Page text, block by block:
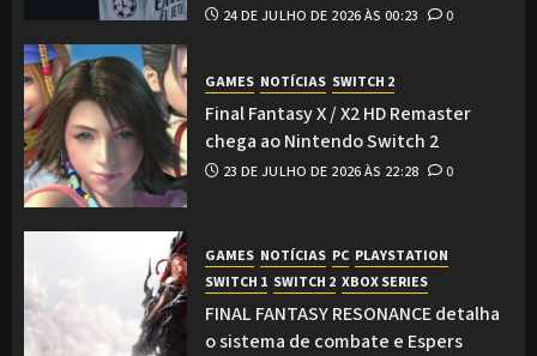
24 DE JULHO DE 2026 ÀS 00:23 0
GAMES NOTÍCIAS SWITCH 2
Final Fantasy X / X2 HD Remaster
chega ao Nintendo Switch 2
23 DE JULHO DE 2026 ÀS 22:28 0
GAMES NOTÍCIAS PC PLAYSTATION
SWITCH 1 SWITCH 2 XBOX SERIES
FINAL FANTASY RESONANCE detalha
o sistema de combate e Espers